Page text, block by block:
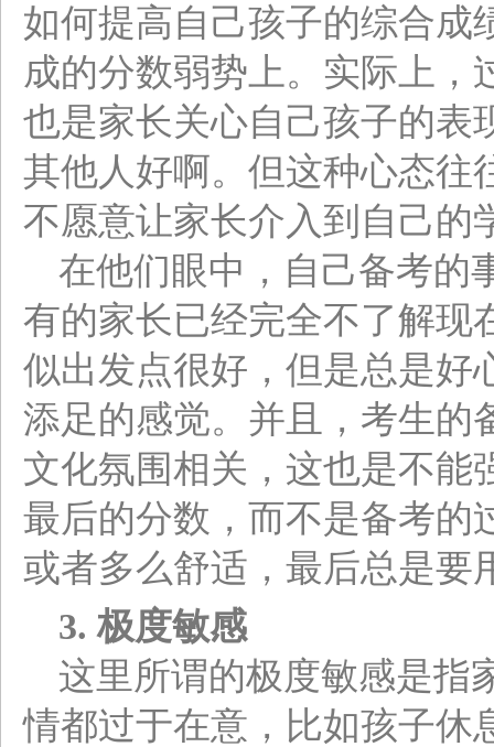
如何提高自己孩子的综合成
成的分数弱势上。实际上，
也是家长关心自己孩子的
其他人好啊。但这种心态往
不愿意让家长介入到自己的
在他们眼中，自己备考的
有的家长已经完全不了解现
似出发点很好，但是总是好
添足的感觉。并且，考生的
文化氛围相关，这也是不能
最后的分数，而不是备考的
或者多么舒适，最后总是要
3.极度敏感
这里所谓的极度敏感是指
情都过于在意，比如孩子休